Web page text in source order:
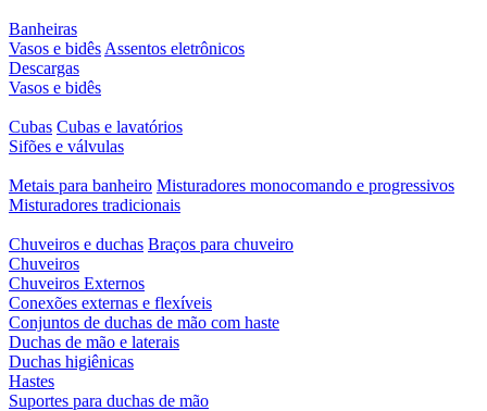
Banheiras
Vasos e bidês Assentos eletrônicos
Descargas
Vasos e bidês
Cubas Cubas e lavatórios
Sifões e válvulas
Metais para banheiro Misturadores monocomando e progressivos
Misturadores tradicionais
Chuveiros e duchas Braços para chuveiro
Chuveiros
Chuveiros Externos
Conexões externas e flexíveis
Conjuntos de duchas de mão com haste
Duchas de mão e laterais
Duchas higiênicas
Hastes
Suportes para duchas de mão